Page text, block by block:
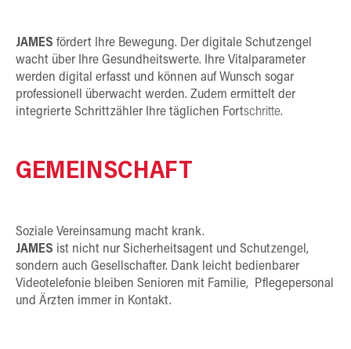
JAMES fördert Ihre Bewegung. Der digitale Schutzengel
wacht über Ihre Gesundheitswerte. Ihre Vitalparameter
werden digital erfasst und können auf Wunsch sogar
professionell überwacht werden. Zudem ermittelt der
integrierte Schrittzähler Ihre täglichen Fortschritte.
GEMEINSCHAFT
Soziale Vereinsamung macht krank.
JAMES ist nicht nur Sicherheitsagent und Schutzengel,
sondern auch Gesellschafter. Dank leicht bedienbarer
Videotelefonie bleiben Senioren mit Familie, Pflegepersonal
und Ärzten immer in Kontakt.